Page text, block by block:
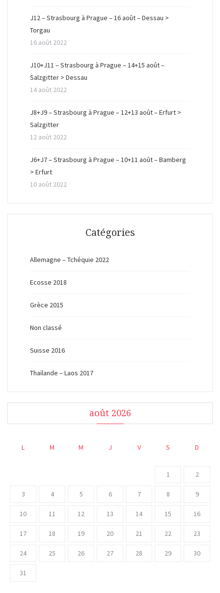
J12 – Strasbourg à Prague – 16 août – Dessau >
Torgau
16 août 2022
J10+J11 – Strasbourg à Prague – 14+15 août –
Salzgitter > Dessau
14 août 2022
J8+J9 – Strasbourg à Prague – 12+13 août – Erfurt >
Salzgitter
12 août 2022
J6+J7 – Strasbourg à Prague – 10+11 août – Bamberg
> Erfurt
10 août 2022
Catégories
Allemagne – Tchéquie 2022
Ecosse 2018
Grèce 2015
Non classé
Suisse 2016
Thaïlande – Laos 2017
août 2026
L M M J V S D
1 2
3 4 5 6 7 8 9
10 11 12 13 14 15 16
17 18 19 20 21 22 23
24 25 26 27 28 29 30
31